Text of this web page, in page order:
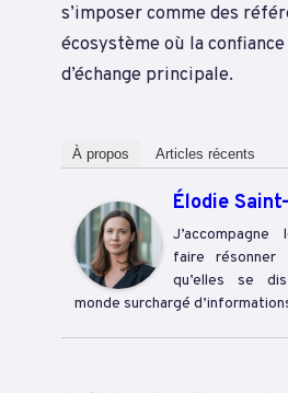
s’imposer comme des
écosystème où la
d’échange principale.
À propos Articles récents
Élodie
faire résonner
qu’elles se
monde surchargé